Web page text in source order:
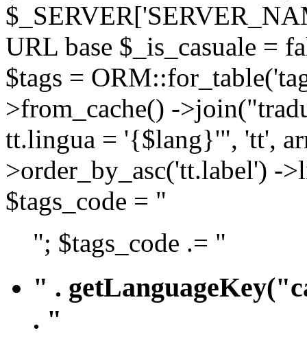
URL base $_is_casuale =
$tags =
>from_cache() -
tt.lingua = '{$lang}'", 'tt',
>order_by_asc('tt.label') -
$tags_code = "
"; $tags_code .= "
" .
. "